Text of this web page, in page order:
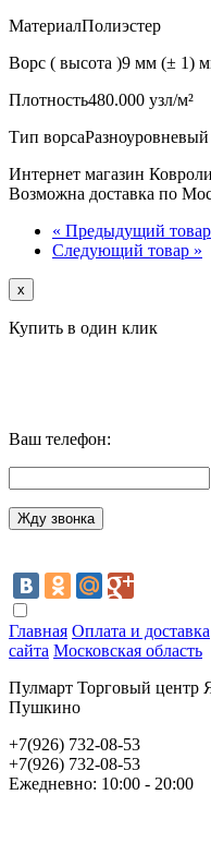
МатериалПолиэстер
Ворс ( высота )9 мм (± 1)
Плотность480.000 узл/м²
Тип ворсаРазноуровневый
Интернет магазин
Возможна доставка по
« Предыдущий товар
Следующий товар »
x
Купить в один клик
Ваш телефон:
Главная Оплата и доставка
сайта Московская область
Пулмарт Торговый центр
Пушкино
+7(926) 732-08-53
+7(926) 732-08-53
Ежедневно: 10:00 - 20:00